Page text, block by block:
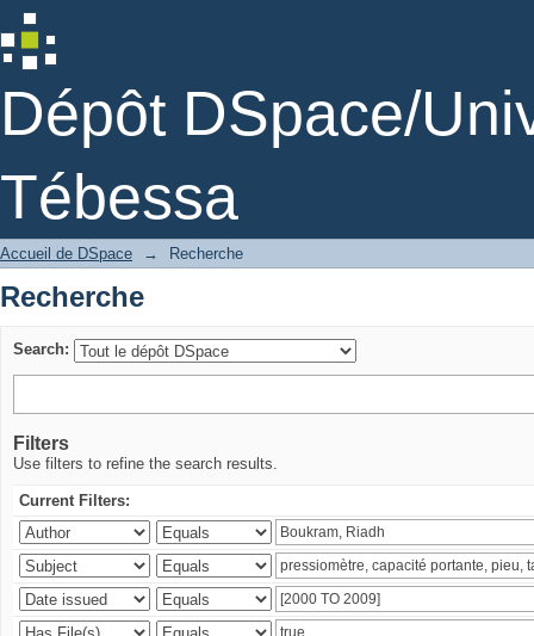
Dépôt DSpace/
Tébessa
Recherche
Accueil de DSpace → Recherche
Recherche
Search:
Filters
Use filters to refine the search results.
Current Filters: